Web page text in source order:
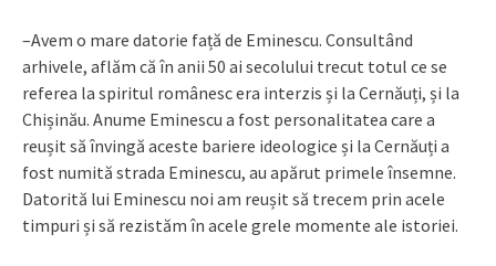
–Avem o mare datorie față de Eminescu. Consultând
arhivele, aflăm că în anii 50 ai secolului trecut totul ce se
referea la spiritul românesc era interzis și la Cernăuți, și la
Chișinău. Anume Eminescu a fost personalitatea care a
reușit să învingă aceste bariere ideologice și la Cernăuți a
fost numită strada Eminescu, au apărut primele însemne.
Datorită lui Eminescu noi am reușit să trecem prin acele
timpuri și să rezistăm în acele grele momente ale istoriei.